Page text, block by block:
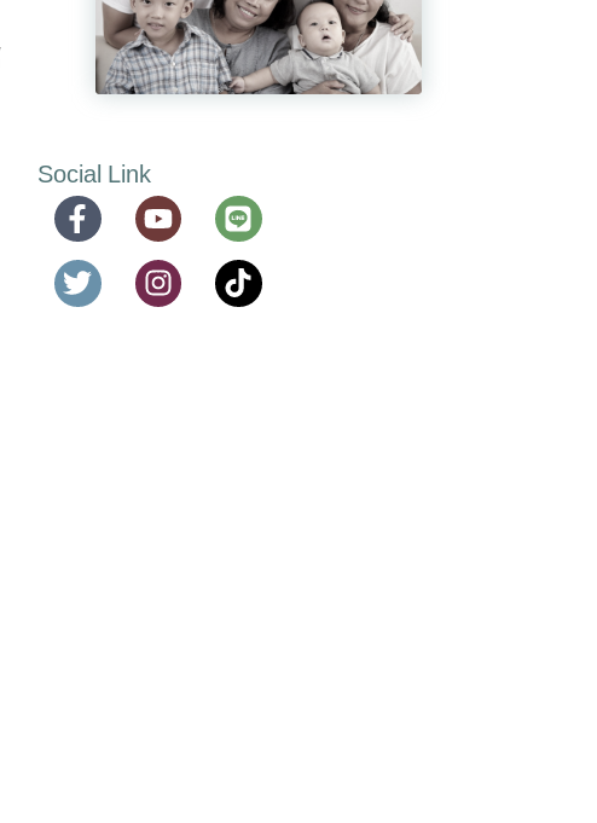
Social Link